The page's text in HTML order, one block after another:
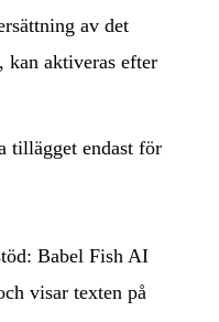
av det
kan aktiveras efter
tillägget endast för
Babel Fish AI
visar texten på